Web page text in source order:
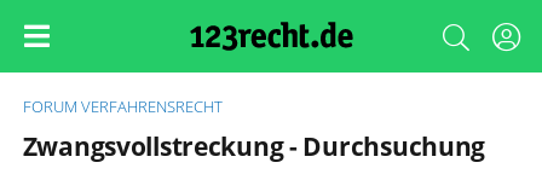
FORUM VERFAHRENSRECHT
Zwangsvollstreckung - Durchsuchung